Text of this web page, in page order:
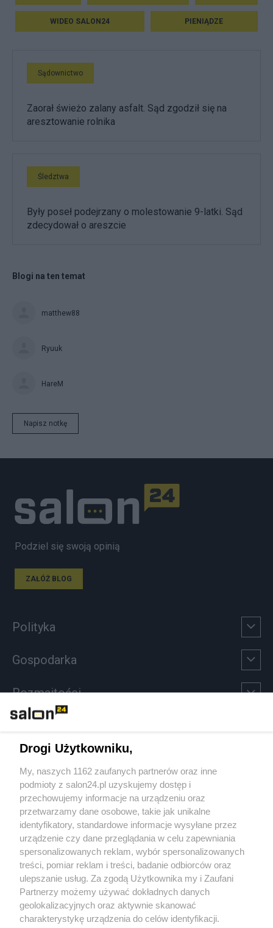
WIDEO SALON24 PIENIĄDZE
Sądownictwo
Zaorał świeżo zalany asfalt. Sąd zgodził się na
aresztowanie rolnika
Śledztwa
Były poseł podejrzany o molestowanie 9-latki. Sąd
zdecydował o areszcie
Blogi na ten temat
matthew88
Ryuuk
HareM
Napisz notkę
Podziel się swoją opinią
ZAŁÓŻ BLOG
Polityka
Gospodarka
Rozmaitości
Sport
Społeczeństwo
Kultura
X Facebook Instagram Youtube
Drogi Użytkowniku,
My, naszych 1162 zaufanych partnerów oraz inne
podmioty z salon24.pl uzyskujemy dostęp i
przechowujemy informacje na urządzeniu oraz
przetwarzamy dane osobowe, takie jak unikalne
identyfikatory, standardowe informacje wysyłane przez
urządzenie czy dane przeglądania w celu zapewniania
spersonalizowanych reklam, wybór spersonalizowanych
treści, pomiar reklam i treści, badanie odbiorców oraz
ulepszanie usług. Za zgodą Użytkownika my i Zaufani
Partnerzy możemy używać dokładnych danych
geolokalizacyjnych oraz aktywnie skanować
charakterystykę urządzenia do celów identyfikacji.